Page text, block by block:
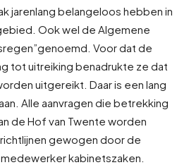
jarenlang belangeloos hebben in
Ook wel de Algemene
Voor dat de
tot uitreiking benadrukte ze dat
uitgereikt. Daar is een lang
Alle aanvragen die betrekking
de Hof van Twente worden
gewogen door de
kabinetszaken.